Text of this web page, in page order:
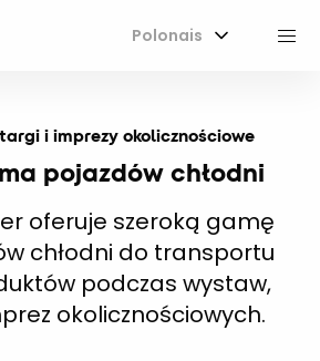
Polonais
i imprezy okolicznościowe
pojazdów chłodni
oferuje szeroką gamę
chłodni do transportu
podczas wystaw,
okolicznościowych.